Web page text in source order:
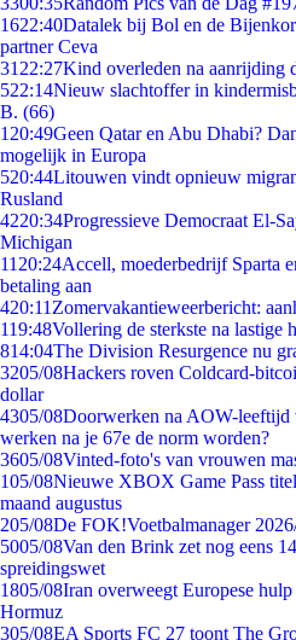
1622:40Datalek bij Bol en de
partner Ceva
31 22:27Kind overleden na aanrijding
522:14Nieuw slachtoffer in
B. (66)
1 20:49Geen Qatar en Abu Dhabi?
mogelijk in Europa
520:44Litouwen vindt opnieuw
Rusland
4220:34Progressieve Democraat El-
Michigan
11 20:24Accell, moederbedrijf Sparta
betaling aan
420:11 Zomervakantieweerbericht:
119:48Vollering de sterkste na lastige
814:04The Division Resurgence nu
3205/08Hackers roven Coldcard-
dollar
4305/08Doorwerken na AOW-leeftijd
werken na je 67e de norm worden?
3605/08Vinted-foto's van vrouwen
105/08Nieuwe XBOX Game Pass
maand augustus
205/08De FOK!Voetbalmanager
5005/08Van den Brink zet nog eens
spreidingswet
1805/08Iran overweegt Europese
Hormuz
305/08EA Sports FC 27 toont The